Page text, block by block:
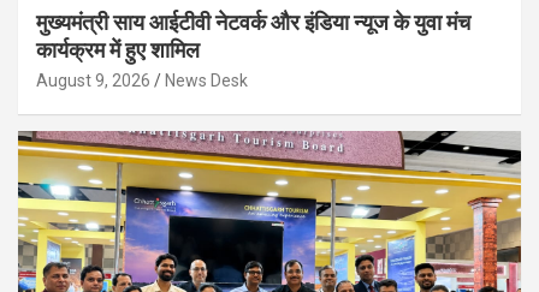
मुख्यमंत्री साय आईटीवी नेटवर्क और इंडिया न्यूज के युवा मंच
कार्यक्रम में हुए शामिल
August 9, 2026 News Desk